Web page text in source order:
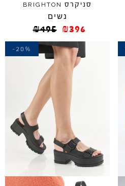
סניקרס BRIGHTON
נשים
₪495 ₪396
-20%